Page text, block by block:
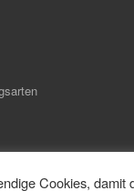
Cookies, damit